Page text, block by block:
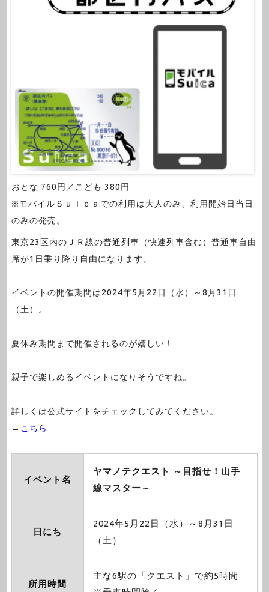
おとな 760円／こども 380円
※モバイルＳｕｉｃａでの利用は大人のみ、利用開始日当日
のみの発売。
東京23区内のＪＲ線の普通列車（快速列車含む）普通車自由
席が1日乗り降り自由になります。
イベントの開催期間は2024年5月22日（水）～8月31日
（土）。
夏休み期間まで開催されるのが嬉しい！
親子で楽しめるイベントになりそうですね。
詳しくは公式サイトをチェックしてみてください。
→ こちら
イベント名
ヤマノテクエスト ～目指せ！山手
線マスター～
日にち
2024年5月22日（水）～8月31日
（土）
所用時間
主な6駅の「クエスト」で約5時間